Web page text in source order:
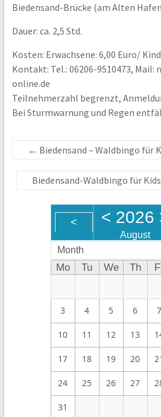
Biedensand-Brücke (am Alten
Dauer: ca. 2,5 Std.
Kosten: Erwachsene: 6,00 Euro/
Kontakt: Tel.: 06206-9510473,
online.de
Teilnehmerzahl begrenzt,
Bei Sturmwarnung und Regen
← Biedensand – Waldbingo für
Biedensand-Waldbingo für
< < 2026
August
Month
Mo Tu We Th
3 4 5 6 7
10 11 12 13
17 18 19 20
24 25 26 27
31